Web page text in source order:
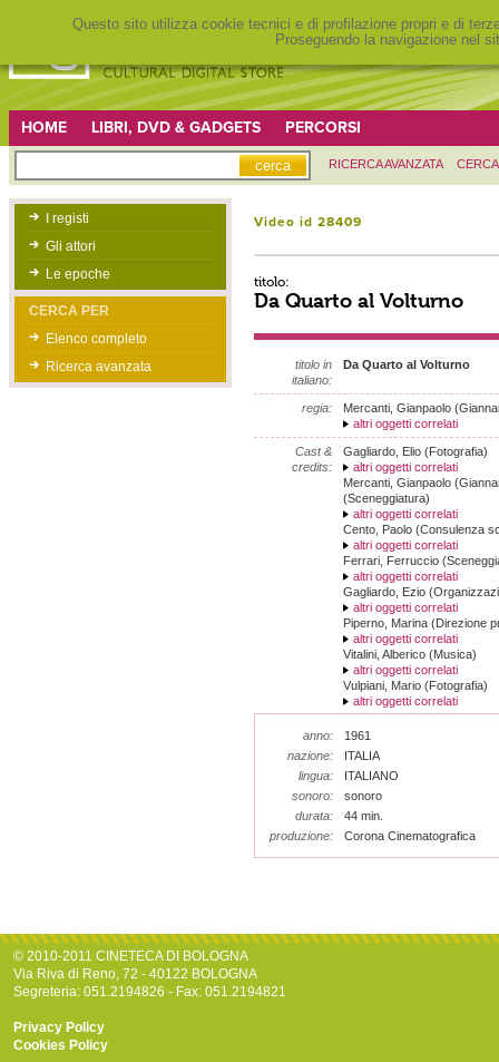
Questo sito utilizza cookie tecnici e di profilazione propri e di
Proseguendo la navigazione nel
HOME LIBRI, DVD & GADGETS PERCORSI
RICERCA AVANZATA
I registi
Gli attori
Le epoche
CERCA PER
Elenco completo
Ricerca avanzata
Video id 28409
titolo:
Da Quarto al Volturno
titolo in
italiano:
Da Quarto al Volturno
regia:
Mercanti, Gianpaolo
altri oggetti correlati
Cast &
credits:
Gagliardo, Elio (Fotografia)
altri oggetti correlati
Mercanti, Gianpaolo
(Sceneggiatura)
altri oggetti correlati
Cento, Paolo (Consulenza
altri oggetti correlati
Ferrari, Ferruccio
altri oggetti correlati
Gagliardo, Ezio
altri oggetti correlati
Piperno, Marina (Direzione
altri oggetti correlati
Vitalini, Alberico (Musica)
altri oggetti correlati
Vulpiani, Mario (Fotografia)
altri oggetti correlati
anno:
1961
nazione:
ITALIA
lingua:
ITALIANO
sonoro:
sonoro
durata:
44 min.
produzione:
Corona Cinematografica
© 2010-2011 CINETECA DI BOLOGNA
Via Riva di Reno, 72 - 40122 BOLOGNA
Segreteria: 051.2194826 - Fax: 051.2194821
Privacy Policy
Cookies Policy